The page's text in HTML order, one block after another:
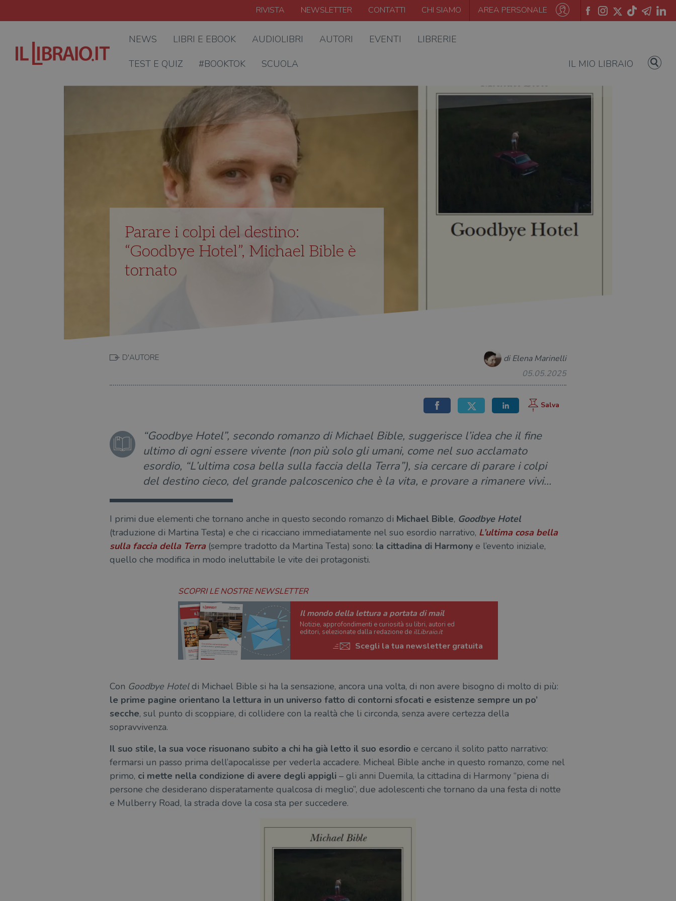
RIVISTA NEWSLETTER CONTATTI CHI SIAMO AREA PERSONALE
NEWS LIBRI E EBOOK AUDIOLIBRI AUTORI EVENTI LIBRERIE
TEST E QUIZ #BOOKTOK SCUOLA IL MIO LIBRAIO
Parare i colpi del destino:
“Goodbye Hotel”, Michael Bible è
tornato
D'AUTORE
di Elena Marinelli
05.05.2025
“Goodbye Hotel”, secondo romanzo di Michael Bible, suggerisce l’idea che il fine
ultimo di ogni essere vivente (non più solo gli umani, come nel suo acclamato
esordio, “L’ultima cosa bella sulla faccia della Terra”), sia cercare di parare i colpi
del destino cieco, del grande palcoscenico che è la vita, e provare a rimanere vivi…
I primi due elementi che tornano anche in questo secondo romanzo di Michael Bible, Goodbye Hotel
(traduzione di Martina Testa) e che ci ricacciano immediatamente nel suo esordio narrativo, L’ultima cosa bella
sulla faccia della Terra(sempre tradotto da Martina Testa) sono: la cittadina di Harmonye l’evento iniziale,
quello che modifica in modo ineluttabile le vite dei protagonisti.
SCOPRI LE NOSTRE NEWSLETTER
Il mondo della lettura a portata di mail
Notizie, approfondimenti e curiosità su libri, autori ed
editori, selezionate dalla redazione de ilLibraio.it
Scegli la tua newsletter gratuita
Con Goodbye Hoteldi Michael Bible si ha la sensazione, ancora una volta, di non avere bisogno di molto di più:
le prime pagine orientano la lettura in un universo fatto di contorni sfocati e esistenze sempre un po’
secche, sul punto di scoppiare, di collidere con la realtà che li circonda, senza avere certezza della
sopravvivenza.
Il suo stile, la sua voce risuonano subito a chi ha già letto il suo esordio e cercano il solito patto narrativo:
fermarsi un passo prima dell’apocalisse per vederla accadere. Micheal Bible anche in questo romanzo, come nel
primo, ci mette nella condizione di avere degli appigli– gli anni Duemila, la cittadina di Harmony “piena di
persone che desiderano disperatamente qualcosa di meglio”, due adolescenti che tornano da una festa di notte
e Mulberry Road, la strada dove la cosa sta per succedere.